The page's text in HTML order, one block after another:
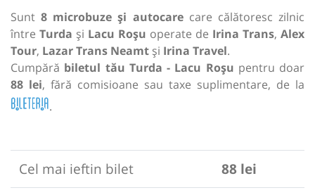
Sunt8 microbuze și autocarecare călătoresc zilnic
între Turda și Lacu Roșu operate de Irina Trans, Alex
Tour, Lazar Trans Neamt și Irina Travel.
Cumpără biletul tău Turda - Lacu Roșu pentru doar
88 lei, fără comisioane sau taxe suplimentare, de la
.
Cel mai ieftin bilet
88 lei